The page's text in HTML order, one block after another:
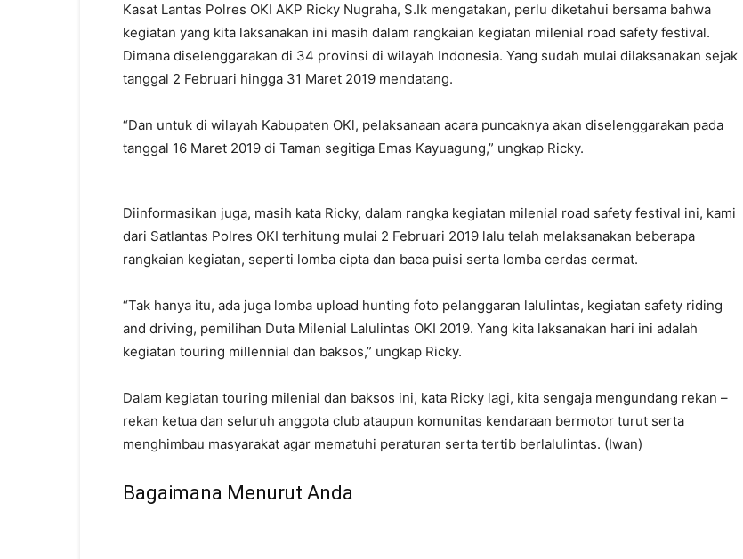
Kasat Lantas Polres OKI AKP Ricky Nugraha, S.Ik mengatakan, perlu diketahui bersama bahwa
kegiatan yang kita laksanakan ini masih dalam rangkaian kegiatan milenial road safety festival.
Dimana diselenggarakan di 34 provinsi di wilayah Indonesia. Yang sudah mulai dilaksanakan sejak
tanggal 2 Februari hingga 31 Maret 2019 mendatang.
“Dan untuk di wilayah Kabupaten OKl, pelaksanaan acara puncaknya akan diselenggarakan pada
tanggal 16 Maret 2019 di Taman segitiga Emas Kayuagung,” ungkap Ricky.
Diinformasikan juga, masih kata Ricky, dalam rangka kegiatan milenial road safety festival ini, kami
dari Satlantas Polres OKI terhitung mulai 2 Februari 2019 lalu telah melaksanakan beberapa
rangkaian kegiatan, seperti lomba cipta dan baca puisi serta lomba cerdas cermat.
“Tak hanya itu, ada juga lomba upload hunting foto pelanggaran laluIintas, kegiatan safety riding
and driving, pemilihan Duta Milenial Lalulintas OKI 2019. Yang kita laksanakan hari ini adalah
kegiatan touring millennial dan baksos,” ungkap Ricky.
Dalam kegiatan touring milenial dan baksos ini, kata Ricky lagi, kita sengaja mengundang rekan –
rekan ketua dan seluruh anggota club ataupun komunitas kendaraan bermotor turut serta
menghimbau masyarakat agar mematuhi peraturan serta tertib berlalulintas. (Iwan)
Bagaimana Menurut Anda